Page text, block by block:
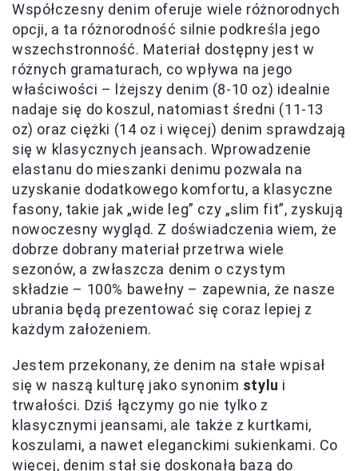
Współczesny denim oferuje wiele różnorodnych
opcji, a ta różnorodność silnie podkreśla jego
wszechstronność. Materiał dostępny jest w
różnych gramaturach, co wpływa na jego
właściwości – lżejszy denim (8-10 oz) idealnie
nadaje się do koszul, natomiast średni (11-13
oz) oraz ciężki (14 oz i więcej) denim sprawdzają
się w klasycznych jeansach. Wprowadzenie
elastanu do mieszanki denimu pozwala na
uzyskanie dodatkowego komfortu, a klasyczne
fasony, takie jak „wide leg” czy „slim fit”, zyskują
nowoczesny wygląd. Z doświadczenia wiem, że
dobrze dobrany materiał przetrwa wiele
sezonów, a zwłaszcza denim o czystym
składzie – 100% bawełny – zapewnia, że nasze
ubrania będą prezentować się coraz lepiej z
każdym założeniem.
Jestem przekonany, że denim na stałe wpisał
się w naszą kulturę jako synonim stylu i
trwałości. Dziś łączymy go nie tylko z
klasycznymi jeansami, ale także z kurtkami,
koszulami, a nawet eleganckimi sukienkami. Co
więcej, denim stał się doskonałą bazą do